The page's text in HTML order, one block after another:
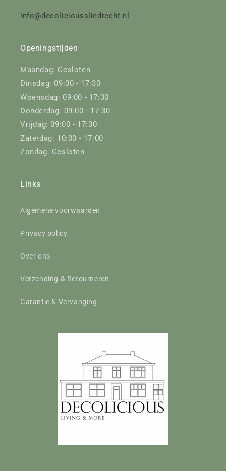
info@decolicioussliedrecht.nl
Openingstijden
Maandag: Gesloten
Dinsdag: 09:00 - 17:30
Woensdag: 09:00 - 17:30
Donderdag: 09:00 - 17:30
Vrijdag: 09:00 - 17:30
Zaterdag: 10:00 - 17:00
Zondag: Gesloten
Links
Algemene voorwaarden
Privacy policy
Over ons
Verzending & Retourneren
Garantie & Vervanging